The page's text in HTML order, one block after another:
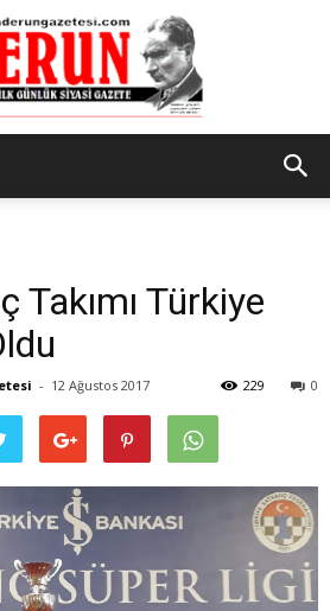
Gazetesi
Takımı Türkiye
- 12 Ağustos 2017 0
229